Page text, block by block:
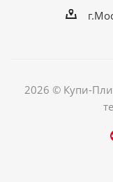
2026 © Купи-